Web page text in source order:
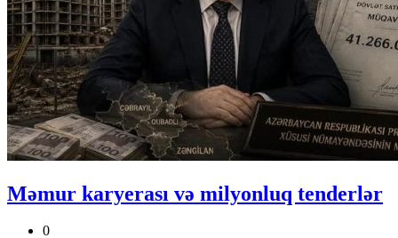
Məmur karyerası və milyonluq tenderlər
0